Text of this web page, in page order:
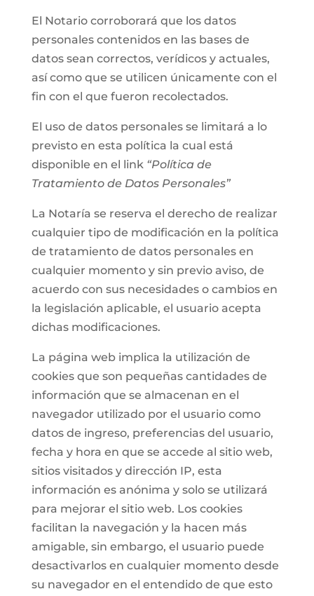
El Notario corroborará que los datos
personales contenidos en las bases de
datos sean correctos, verídicos y actuales,
así como que se utilicen únicamente con el
fin con el que fueron recolectados.
El uso de datos personales se limitará a lo
previsto en esta política la cual está
disponible en el link “Política de
Tratamiento de Datos Personales”
La Notaría se reserva el derecho de realizar
cualquier tipo de modificación en la política
de tratamiento de datos personales en
cualquier momento y sin previo aviso, de
acuerdo con sus necesidades o cambios en
la legislación aplicable, el usuario acepta
dichas modificaciones.
La página web implica la utilización de
cookies que son pequeñas cantidades de
información que se almacenan en el
navegador utilizado por el usuario como
datos de ingreso, preferencias del usuario,
fecha y hora en que se accede al sitio web,
sitios visitados y dirección IP, esta
información es anónima y solo se utilizará
para mejorar el sitio web. Los cookies
facilitan la navegación y la hacen más
amigable, sin embargo, el usuario puede
desactivarlos en cualquier momento desde
su navegador en el entendido de que esto